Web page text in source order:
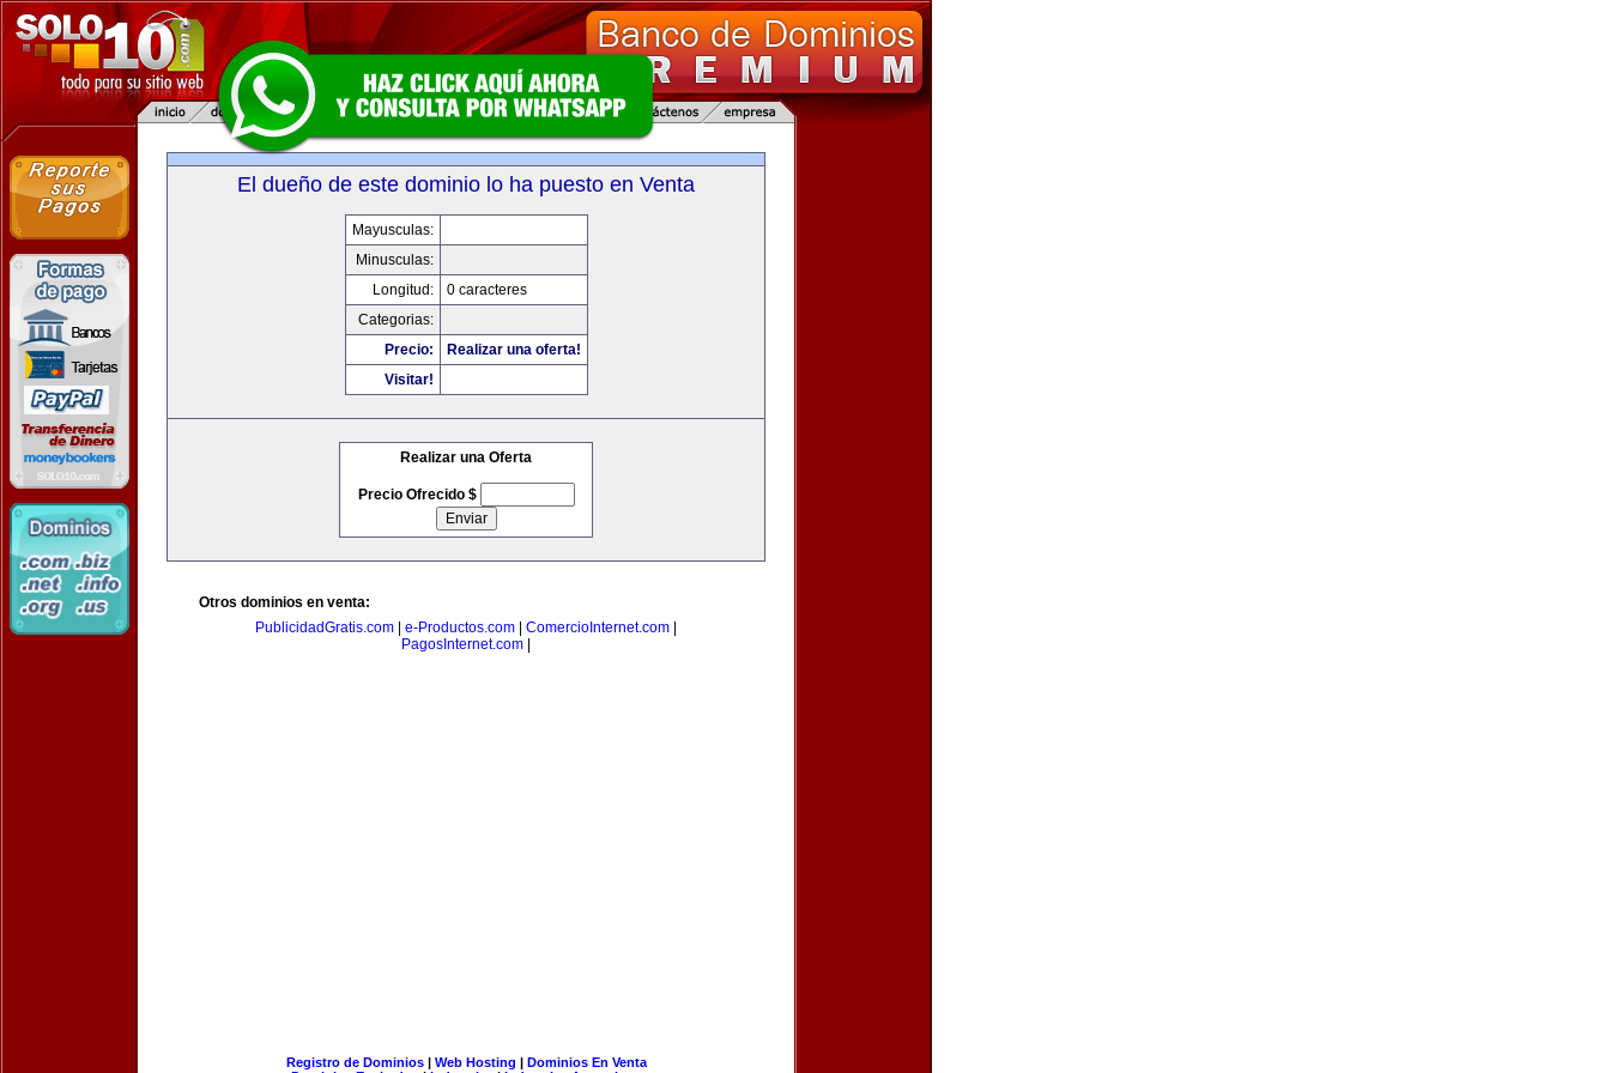
El dueño de este dominio lo ha puesto en Venta
Mayusculas:
Minusculas:
Longitud:
0 caracteres
Categorias:
Precio:
Realizar una oferta!
Visitar!
Realizar una Oferta
Precio Ofrecido $
Otros dominios en venta:
PublicidadGratis.com
e-Productos.com ComercioInternet.com
PagosInternet.com
Registro de Dominios| Web Hosting | Dominios En Venta